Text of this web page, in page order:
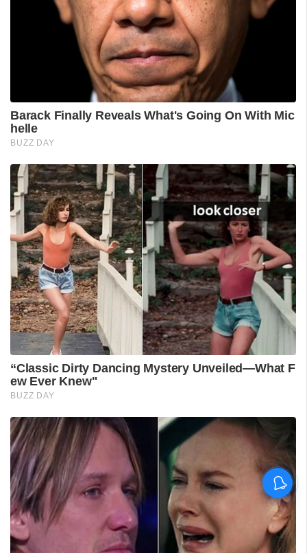
'കാതങ്ങൾ ദൂരെ'; 'ഇറ്റ്സ് എ
മെഡിക്കൽ മിറാക്കിൾ' ആദ്യ
ഗാനം പുറത്ത്